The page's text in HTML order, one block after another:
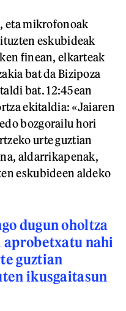
eta mikrofonoak
eskubideak
finean, elkarteak
bat da Bizipoza
bat. 12:45ean
ekitaldia: «Jaiaren
bozgorailu hori
urte guztian
aldarrikapenak,
eskubideen aldeko
dugun oholtza
nahi
guztian
ikusgaitasun